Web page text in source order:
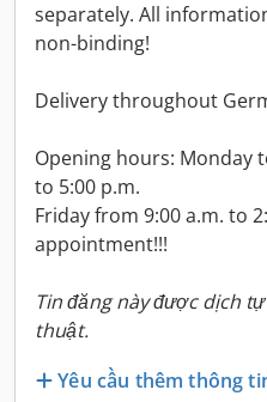
separately. All
non-binding!
Delivery throughout
Opening hours: Monday
to 5:00 p.m.
Friday from 9:00 a.m. to
appointment!!!
Tin đăng này được dịch
thuật.
Yêu cầu thêm thông